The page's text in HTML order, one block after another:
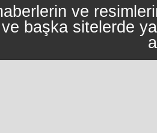
ve
ve başka sitelerde